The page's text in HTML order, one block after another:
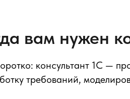
вам нужен
консультант 1С —
требований,